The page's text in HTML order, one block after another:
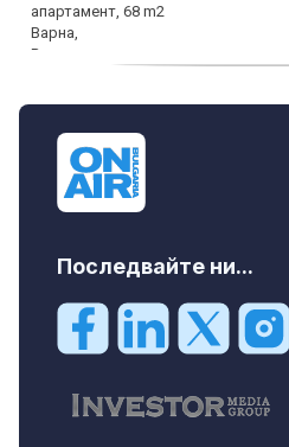
Последвайте ни...